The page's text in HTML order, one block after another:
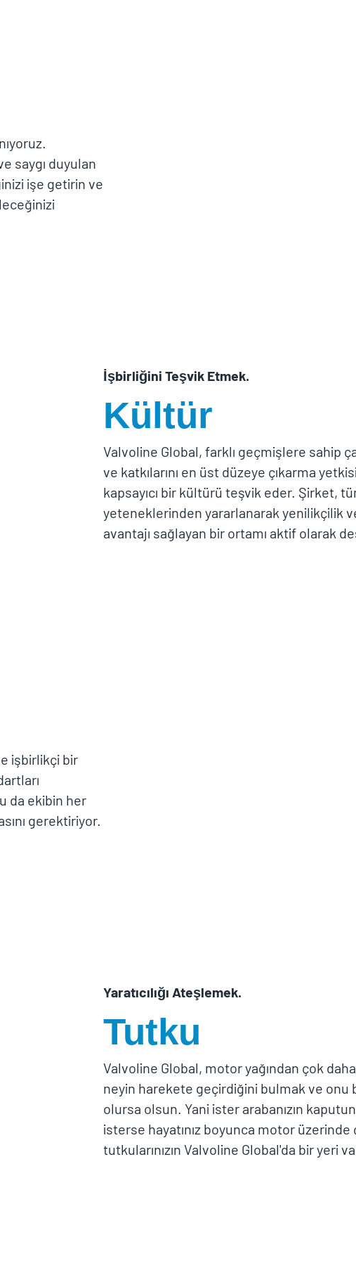
saygı duyulan
işe getirin ve
İşbirliğini Teşvik Etmek.
Kültür
Valvoline Global, farklı geçmişlere sahip
ve katkılarını en üst düzeye çıkarma
kapsayıcı bir kültürü teşvik eder. Şirket,
yeteneklerinden yararlanarak yenilikçilik
avantajı sağlayan bir ortamı aktif olarak
işbirlikçi bir
da ekibin her
gerektiriyor.
Yaratıcılığı Ateşlemek.
Tutku
Valvoline Global, motor yağından çok daha
neyin harekete geçirdiğini bulmak ve onu
olursa olsun. Yani ister arabanızın
isterse hayatınız boyunca motor üzerinde
tutkularınızın Valvoline Global'da bir yeri